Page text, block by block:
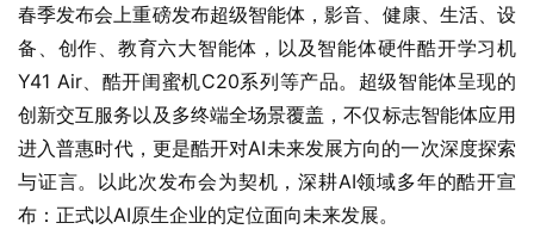
春季发布会上重磅发布超级智能体，影音、健康、生活、设
备、创作、教育六大智能体，以及智能体硬件酷开学习机
Y41 Air、酷开闺蜜机C20系列等产品。超级智能体呈现的
创新交互服务以及多终端全场景覆盖，不仅标志智能体应用
进入普惠时代，更是酷开对AI未来发展方向的一次深度探索
与证言。以此次发布会为契机，深耕AI领域多年的酷开宣
布：正式以AI原生企业的定位面向未来发展。